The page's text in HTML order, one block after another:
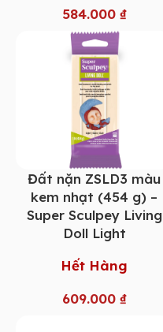
584.000 ₫
Đất nặn ZSLD3 màu
kem nhạt (454 g) –
Super Sculpey Living
Doll Light
Hết Hàng
609.000 ₫